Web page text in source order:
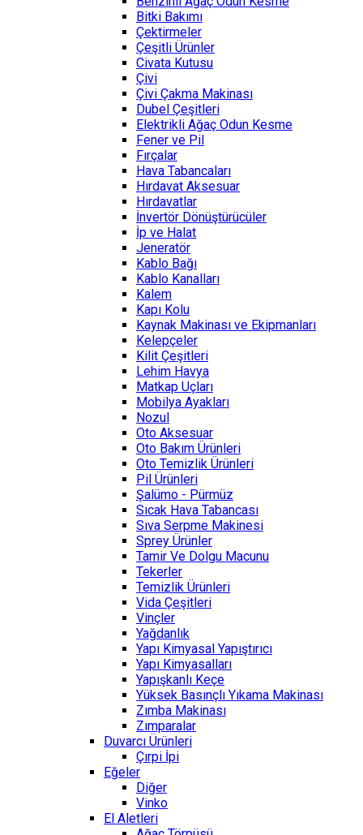
Bitki Bakımı
Çektirmeler
Çeşitli Ürünler
Civata Kutusu
Çivi
Çivi Çakma Makinası
Dubel Çeşitleri
Elektrikli Ağaç Odun Kesme
Fener ve Pil
Fırçalar
Hava Tabancaları
Hırdavat Aksesuar
Hırdavatlar
İnvertör Dönüştürücüler
İp ve Halat
Jeneratör
Kablo Bağı
Kablo Kanalları
Kalem
Kapı Kolu
Kaynak Makinası ve Ekipmanları
Kelepçeler
Kilit Çeşitleri
Lehim Havya
Matkap Uçları
Mobilya Ayakları
Nozul
Oto Aksesuar
Oto Bakım Ürünleri
Oto Temizlik Ürünleri
Pil Ürünleri
Şalümo - Pürmüz
Sıcak Hava Tabancası
Sıva Serpme Makinesi
Sprey Ürünler
Tamir Ve Dolgu Macunu
Tekerler
Temizlik Ürünleri
Vida Çeşitleri
Vinçler
Yağdanlık
Yapı Kimyasal Yapıştırıcı
Yapı Kimyasalları
Yapışkanlı Keçe
Yüksek Basınçlı Yıkama Makinası
Zımba Makinası
Zımparalar
Duvarcı Ürünleri
Çırpi İpi
Eğeler
Diğer
Vinko
El Aletleri